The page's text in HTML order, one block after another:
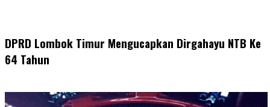
DPRD Lombok Timur Mengucapkan Dirgahayu NTB Ke
64 Tahun